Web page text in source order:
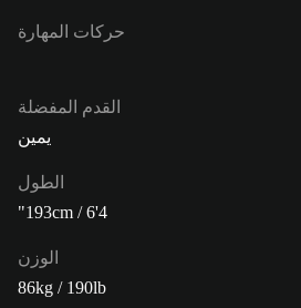
حركات المهارة
القدم المفضلة
يمين
الطول
193cm / 6'4"
الوزن
86kg / 190lb